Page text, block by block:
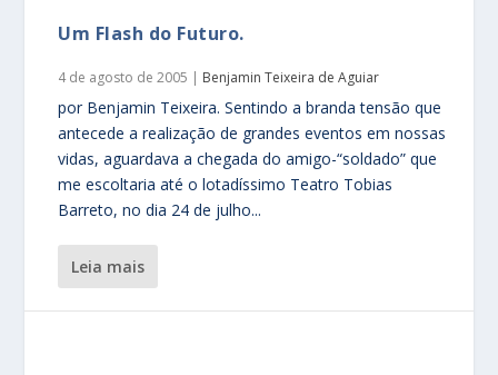
Um Flash do Futuro.
4 de agosto de 2005 | Benjamin Teixeira de Aguiar
por Benjamin Teixeira. Sentindo a branda tensão que
antecede a realização de grandes eventos em nossas
vidas, aguardava a chegada do amigo-“soldado” que
me escoltaria até o lotadíssimo Teatro Tobias
Barreto, no dia 24 de julho...
leia mais